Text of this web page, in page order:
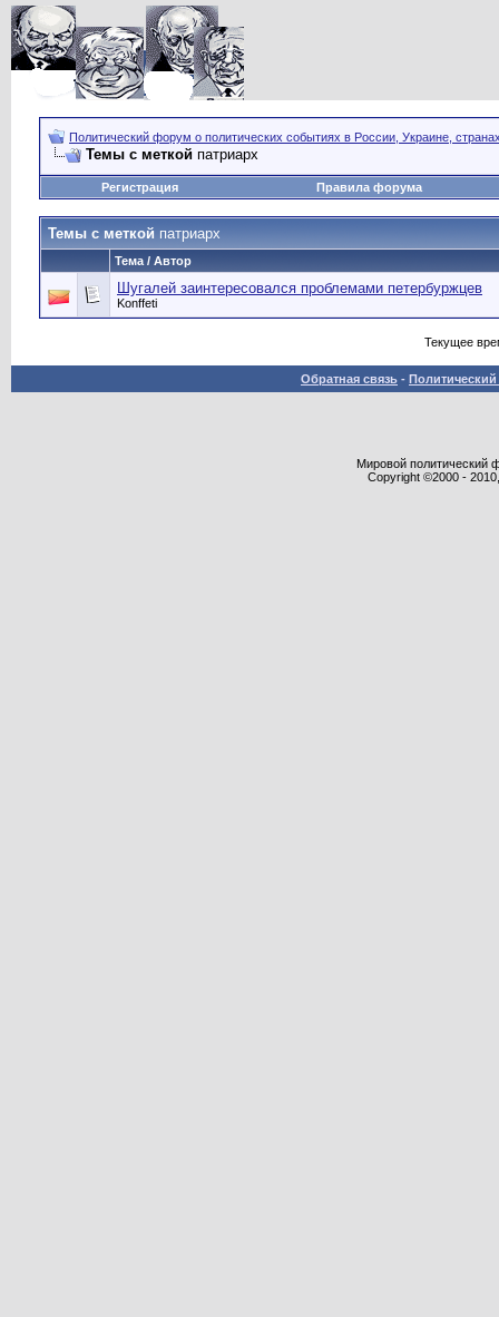
Политический форум о политических событиях в России, Украине,
Темы с меткой патриарх
Регистрация Правила форума
Темы с меткой патриарх
Тема / Автор
Шугалей заинтересовался проблемами петербуржцев
Konffeti
Текущее
Обратная связь -
Мировой политический
Copyright ©2000 -